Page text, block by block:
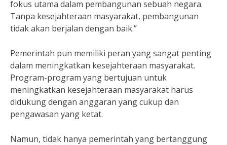
fokus utama dalam pembangunan sebuah negara.
Tanpa kesejahteraan masyarakat, pembangunan
tidak akan berjalan dengan baik.”
Pemerintah pun memiliki peran yang sangat penting
dalam meningkatkan kesejahteraan masyarakat.
Program-program yang bertujuan untuk
meningkatkan kesejahteraan masyarakat harus
didukung dengan anggaran yang cukup dan
pengawasan yang ketat.
Namun, tidak hanya pemerintah yang bertanggung